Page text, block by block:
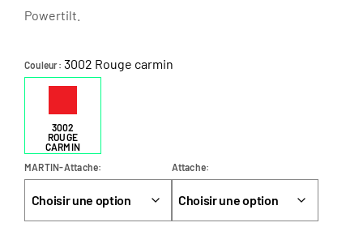
Powertilt.
Couleur 3002 Rouge carmin
3002
ROUGE
CARMIN
MARTIN-Attache
Attache